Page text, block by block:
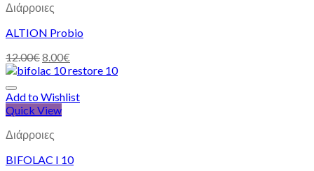
Διάρροιες
ALTION Probio
12.00€8.00€
Add to Wishlist
Quick View
Διάρροιες
BIFOLAC I 10